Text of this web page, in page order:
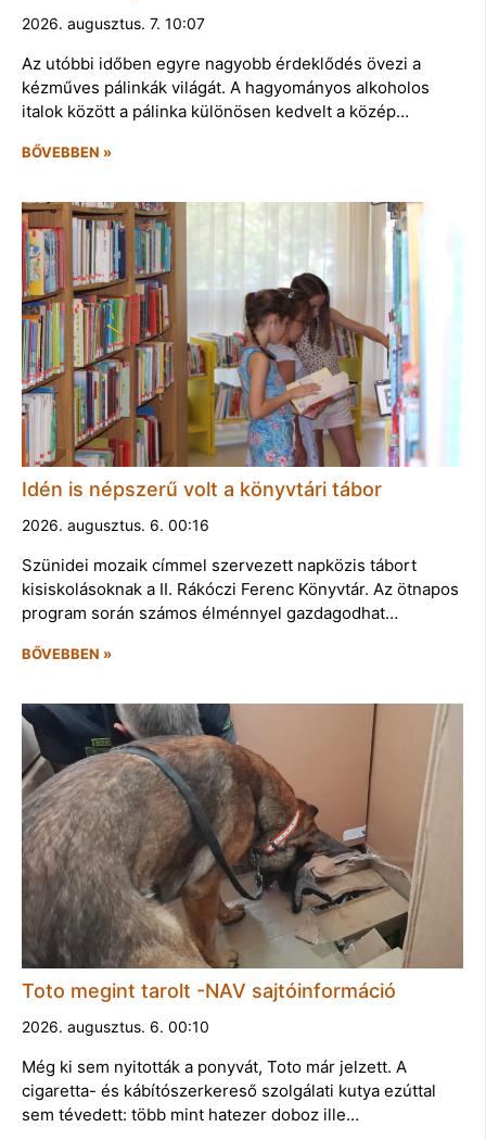
2026. augusztus. 7. 10:07
Az utóbbi időben egyre nagyobb érdeklődés övezi a
kézműves pálinkák világát. A hagyományos alkoholos
italok között a pálinka különösen kedvelt a közép…
BŐVEBBEN »
Idén is népszerű volt a könyvtári tábor
2026. augusztus. 6. 00:16
Szünidei mozaik címmel szervezett napközis tábort
kisiskolásoknak a II. Rákóczi Ferenc Könyvtár. Az ötnapos
program során számos élménnyel gazdagodhat…
BŐVEBBEN »
Toto megint tarolt -NAV sajtóinformáció
2026. augusztus. 6. 00:10
Még ki sem nyitották a ponyvát, Toto már jelzett. A
cigaretta- és kábítószerkereső szolgálati kutya ezúttal
sem tévedett: több mint hatezer doboz ille…